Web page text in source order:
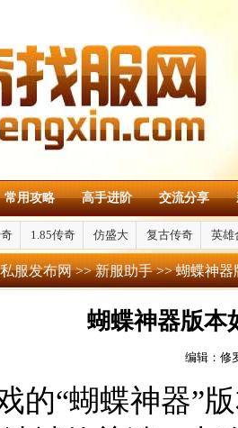
常用攻略 高手进阶 交流分享
1.85传奇 仿盛大 复古传奇 英雄
服发布网>>新服助手>> 蝴蝶神器
蝴蝶神器版本
编辑：修
的“蝴蝶神器”